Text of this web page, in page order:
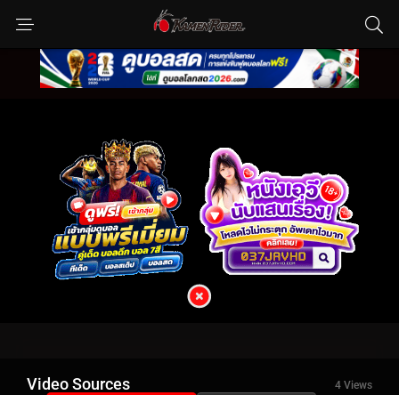
Video Sources 4 Views